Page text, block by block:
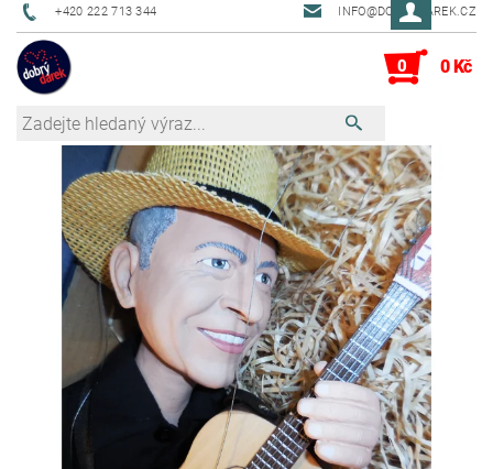
+420 222 713 344 INFO@DOBRYDAREK.CZ
0 0 Kč